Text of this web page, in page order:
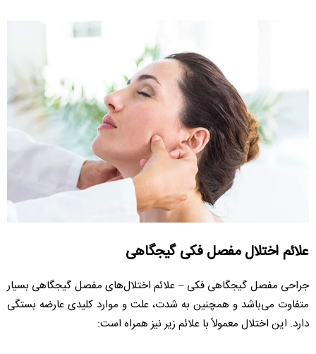
علائم اختلال مفصل فکی گیجگاهی
جراحی مفصل گیجگاهی فکی – علائم اختلال‌های مفصل گیجگاهی بسیار
متفاوت می‌باشد و همچنین به شدت، علت و موارد کلیدی عارضه بستگی
دارد. این اختلال معمولاً با علائم زیر نیز همراه است: